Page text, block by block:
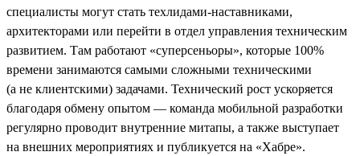
специалисты могут стать техлидами-наставниками,
архитекторами или перейти в отдел управления техническим
развитием. Там работают «суперсеньоры», которые 100%
времени занимаются самыми сложными техническими
(а не клиентскими) задачами. Технический рост ускоряется
благодаря обмену опытом — команда мобильной разработки
регулярно проводит внутренние митапы, а также выступает
на внешних мероприятиях и публикуется на «Хабре».